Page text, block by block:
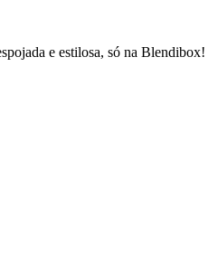
e estilosa, só na Blendibox!